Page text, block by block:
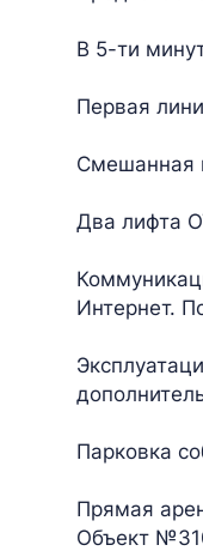
В 5-ти
Первая
Смешанная
Два лифта
Интернет.
Парковка
Прямая
Объект